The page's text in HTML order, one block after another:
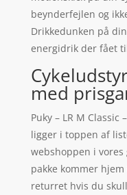
beynderfejlen og
Drikkedunken på
energidrik der fået
med
Puky – LR M Classic
ligger i toppen af
webshoppen i
pakke kommer
returret hvis du